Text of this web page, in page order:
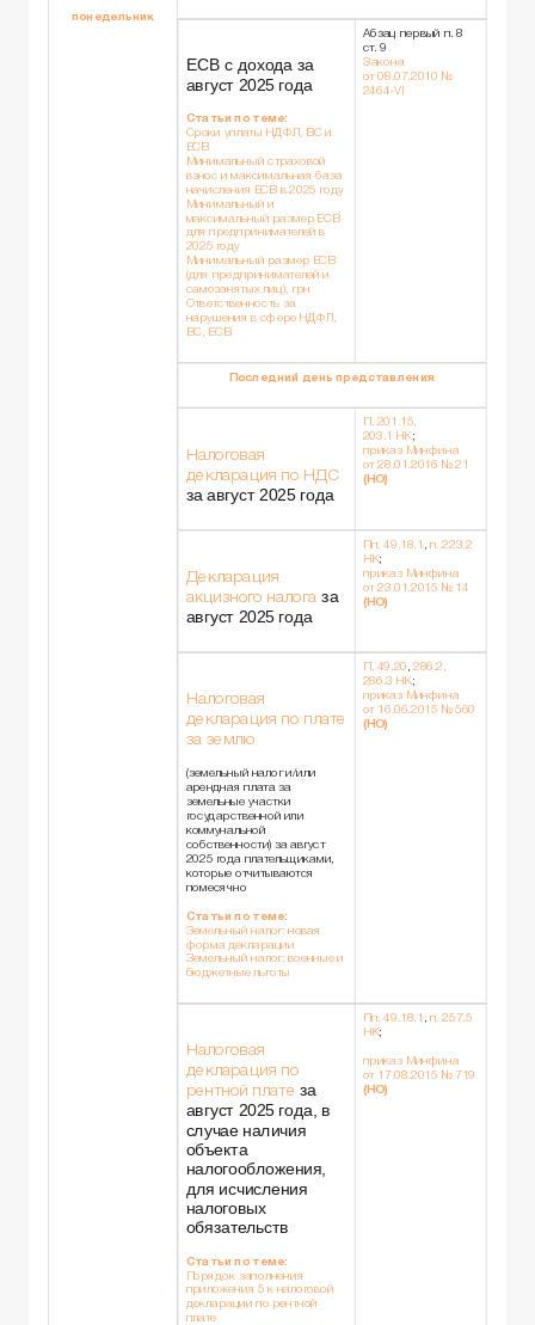
понедельник
ЕСВ с дохода за
август 2025 года
Статьи по теме:
Сроки уплаты НДФЛ, ВС и
ЕСВ
Минимальный страховой
взнос и максимальная база
начисления ЕСВ в 2025 году
Минимальный и
максимальный размер ЕСВ
для предпринимателей в
2025 году
Минимальный размер ЕСВ
(для предпринимателей и
самозанятых лиц), грн
Ответственность за
нарушения в сфере НДФЛ,
ВС, ЕСВ
Абзац первый п. 8
ст. 9
Закона
от 08.07.2010 №
2464-VI
Последний день представления
Налоговая
декларация по НДС
за август 2025 года
П. 201.15,
203.1 НК ;
приказ Минфина
от 28.01.2016 № 21
(НО)
Декларация
акцизного налога за
август 2025 года
Пп. 49.18.1 п. 223.2
НК;
приказ Минфина
от 23.01.2015 № 14
(НО)
Налоговая
декларация по плате
за землю
(земельный налог и/или
арендная плата за
земельные участки
государственной или
коммунальной
собственности) за август
2025 года плательщиками,
которые отчитываются
помесячно
Статьи по теме:
Земельный налог: новая
форма декларации
Земельный налог: военные и
бюджетные льготы
П. 49.20
286.2,
286.3 НК;
приказ Минфина
от 16.06.2015 № 560
(НО)
Налоговая
декларация по
рентной плате за
август 2025 года, в
случае наличия
объекта
налогообложения,
для исчисления
налоговых
обязательств
Статьи по теме:
Порядок заполнения
приложения 5 к налоговой
декларации по рентной
плате
Пп. 49.18.1 п. 257.5
НК;
приказ Минфина
от 17.08.2015 № 719
(НО)